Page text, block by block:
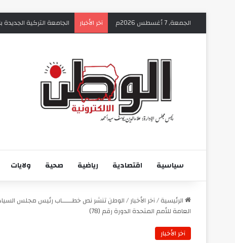
الجمعة, 7 أغسطس 2026م آخر الأخبار الجامعة التركية
سياسية اقتصادية رياضية صحية ولايات
الرئيسية/آخر الأخبار/الوطن تنشر نص خطـــــاب رئيس مجلس
العامة للأمم المتحدة الدورة رقم (78)
آخر الأخبار